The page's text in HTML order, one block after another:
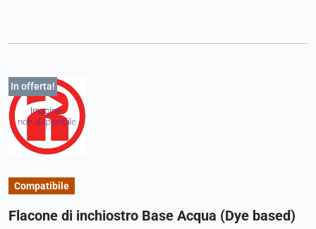
In offerta!
Compatibile
Flacone di inchiostro Base Acqua (Dye based)